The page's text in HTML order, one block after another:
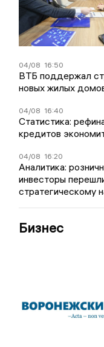
04/08 16:50
ВТБ поддержал
новых жилых
04/08 16:40
Статистика:
кредитов
04/08 16:20
Аналитика:
инвесторы
стратегическому
Бизнес